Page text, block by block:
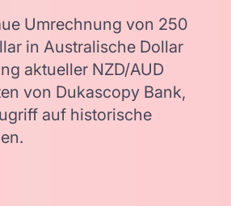
Umrechnung von 250
in Australische Dollar
aktueller NZD/AUD
von Dukascopy Bank,
auf historische